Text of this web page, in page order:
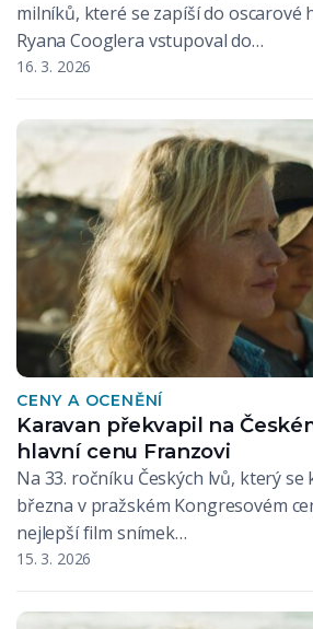
milníků, které se zapíší do oscarové
Ryana Cooglera vstupoval do…
16. 3. 2026
CENY A OCENĚNÍ
Karavan překvapil na
hlavní cenu Franzovi
Na 33. ročníku Českých lvů, který se
března v pražském Kongresovém
nejlepší film snímek…
15. 3. 2026